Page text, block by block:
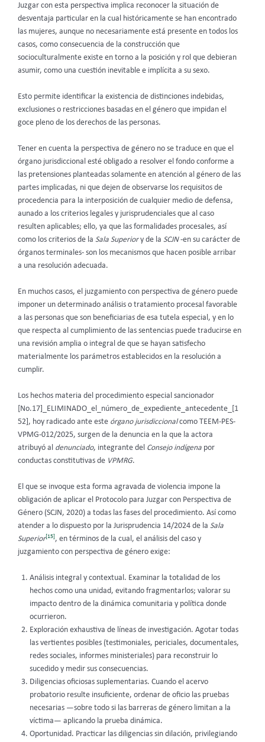
Juzgar con esta perspectiva implica reconocer la situación de
desventaja particular en la cual históricamente se han encontrado
las mujeres, aunque no necesariamente está presente en todos los
casos, como consecuencia de la construcción que
socioculturalmente existe en torno a la posición y rol que debieran
asumir, como una cuestión inevitable e implícita a su sexo.
Esto permite identificar la existencia de distinciones indebidas,
exclusiones o restricciones basadas en el género que impidan el
goce pleno de los derechos de las personas.
Tener en cuenta la perspectiva de género no se traduce en que el
órgano jurisdiccional esté obligado a resolver el fondo conforme a
las pretensiones planteadas solamente en atención al género de las
partes implicadas, ni que dejen de observarse los requisitos de
procedencia para la interposición de cualquier medio de defensa,
aunado a los criterios legales y jurisprudenciales que al caso
resulten aplicables; ello, ya que las formalidades procesales, así
como los criterios de la Sala Superiory de la SCJN-en su carácter de
órganos terminales- son los mecanismos que hacen posible arribar
a una resolución adecuada.
En muchos casos, el juzgamiento con perspectiva de género puede
imponer un determinado análisis o tratamiento procesal favorable
a las personas que son beneficiarias de esa tutela especial, y en lo
que respecta al cumplimiento de las sentencias puede traducirse en
una revisión amplia o integral de que se hayan satisfecho
materialmente los parámetros establecidos en la resolución a
cumplir.
Los hechos materia del procedimiento especial sancionador
[No.17]_ELIMINADO_el_número_de_expediente_antecedente_[1
52], hoy radicado ante este órgano jurisdiccionalcomo TEEM-PES-
VPMG-012/2025, surgen de la denuncia en la que la actora
atribuyó al denunciado, integrante del Consejo indígena por
conductas constitutivas de VPMRG.
El que se invoque esta forma agravada de violencia impone la
obligación de aplicar el Protocolo para Juzgar con Perspectiva de
Género (SCJN, 2020) a todas las fases del procedimiento. Así como
atender a lo dispuesto por la Jurisprudencia 14/2024 de la Sala
Superior[15], en términos de la cual, el análisis del caso y
juzgamiento con perspectiva de género exige:
Análisis integral y contextual. Examinar la totalidad de los
hechos como una unidad, evitando fragmentarlos; valorar su
impacto dentro de la dinámica comunitaria y política donde
ocurrieron.
Exploración exhaustiva de líneas de investigación. Agotar todas
las vertientes posibles (testimoniales, periciales, documentales,
redes sociales, informes ministeriales) para reconstruir lo
sucedido y medir sus consecuencias.
Diligencias oficiosas suplementarias. Cuando el acervo
probatorio resulte insuficiente, ordenar de oficio las pruebas
necesarias —sobre todo si las barreras de género limitan a la
víctima— aplicando la prueba dinámica.
Oportunidad. Practicar las diligencias sin dilación, privilegiando